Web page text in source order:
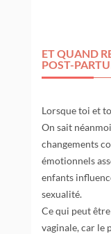
ET QUAND
POST-
Lorsque toi et
On sait
changements
émotionnels
enfants
sexualité.
Ce qui peut
vaginale, car le